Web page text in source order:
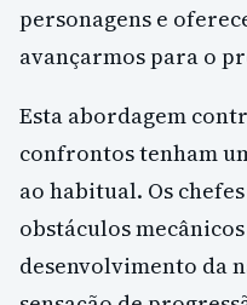
personagens e
avançarmos para o
Esta abordagem
confrontos tenham
ao habitual. Os
obstáculos
desenvolvimento da